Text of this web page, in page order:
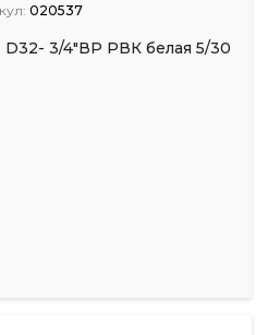
020537
3/4"ВР РВК белая 5/30